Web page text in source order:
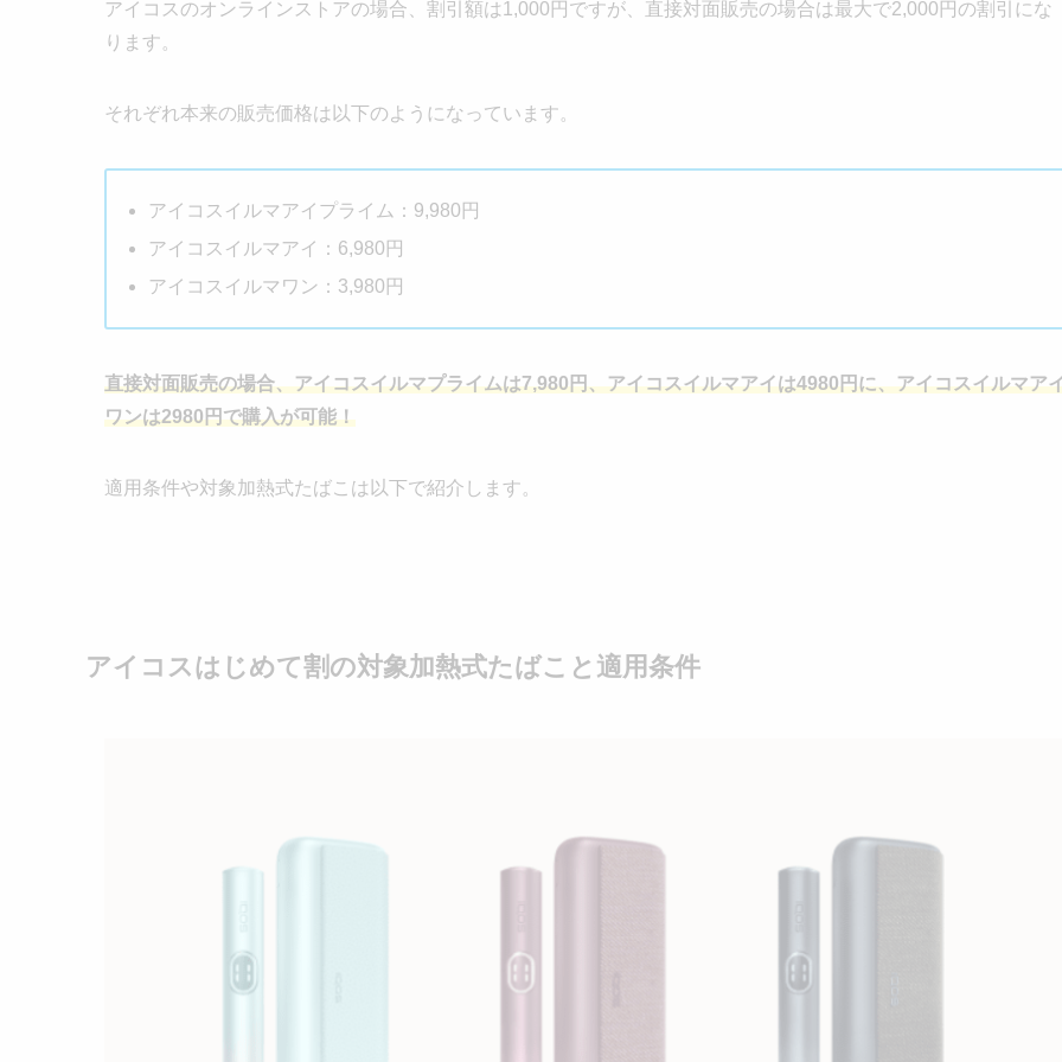
アイコスのオンラインストアの場合、割引額は1,000円ですが、直接対面販売の場合は最大で2,000円の割引にな
ります。
それぞれ本来の販売価格は以下のようになっています。
アイコスイルマアイプライム：9,980円
アイコスイルマアイ：6,980円
アイコスイルマワン：3,980円
直接対面販売の場合、アイコスイルマプライムは7,980円、アイコスイルマアイは4980円に、アイコスイルマア
ワンは2980円で購入が可能！
適用条件や対象加熱式たばこは以下で紹介します。
アイコスはじめて割の対象加熱式たばこと適用条件